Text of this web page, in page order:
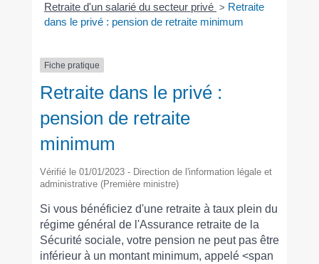
Retraite d'un salarié du secteur privé > Retraite
dans le privé : pension de retraite minimum
Fiche pratique
Retraite dans le privé :
pension de retraite
minimum
Vérifié le 01/01/2023 - Direction de l'information légale et
administrative (Première ministre)
Si vous bénéficiez d'une retraite à taux plein du
régime général de l'Assurance retraite de la
Sécurité sociale, votre pension ne peut pas être
inférieur à un montant minimum, appelé <span